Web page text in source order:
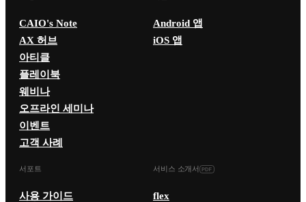
CAIO's Note
AX 허브
아티클
플레이북
웨비나
오프라인 세미나
이벤트
고객 사례
Android 앱
iOS 앱
서포트
사용 가이드
서비스 소개서
flex